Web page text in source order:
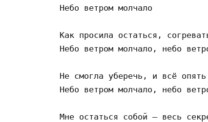
Небо ветром молчало
Как просила остаться,
Небо ветром молчало, небо
Не смогла уберечь, и всё
Небо ветром молчало, небо
Мне остаться собой – весь